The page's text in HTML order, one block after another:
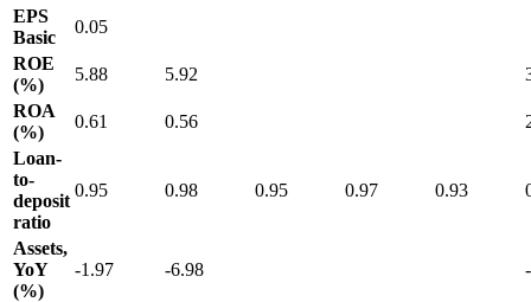
EPS
Basic
0.05
ROE
(%)
5.88 5.92
ROA
(%)
0.61 0.56
Loan-
to-
deposit
ratio
0.95 0.98 0.95 0.97 0.93
Assets,
YoY
(%)
-1.97 -6.98